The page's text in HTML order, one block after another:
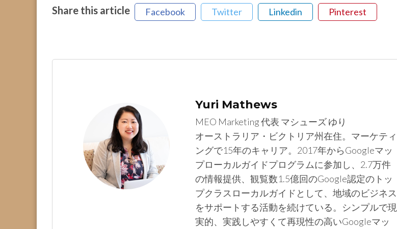
Share this article Facebook Twitter Linkedin Pinterest
Yuri Mathews
MEO Marketing 代表 マシューズ ゆり
オーストラリア・ビクトリア州在住。マーケティ
ングで15年のキャリア。2017年からGoogleマッ
プローカルガイドプログラムに参加し、2.7万件
の情報提供、観覧数1.5億回のGoogle認定のトッ
プクラスローカルガイドとして、地域のビジネス
をサポートする活動を続けている。シンプルで現
実的、実践しやすくて再現性の高いGoogleマッ